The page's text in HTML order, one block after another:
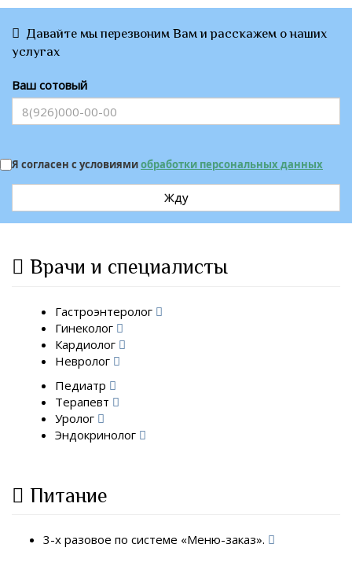
Давайте мы перезвоним Вам и расскажем о наших
услугах
Ваш сотовый
Я согласен с условиямиобработки персональных данных
Жду
Врачи и специалисты
Гастроэнтеролог
Гинеколог
Кардиолог
Невролог
Педиатр
Терапевт
Уролог
Эндокринолог
Питание
3-х разовое по системе «Меню-заказ».